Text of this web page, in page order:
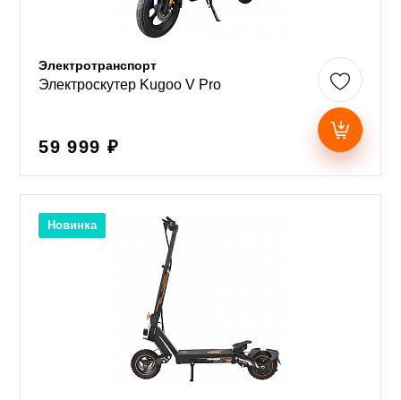
Электротранспорт
Электроскутер Kugoo V Pro
59 999 ₽
Новинка